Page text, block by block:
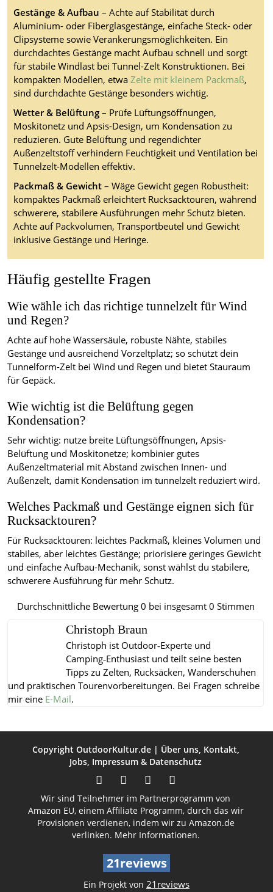
Gestänge & Aufbau – Achte auf Stabilität durch
Aluminium- oder Fiberglasgestänge, einfache Steck- oder
Clipsysteme sowie Verankerungsmöglichkeiten. Ein
durchdachtes Gestänge macht Aufbau schnell und sorgt
für stabile Windlast bei Tunnel-Zelt Konstruktionen. Bei
kompakten Modellen, etwaZelte mit kleinem Packmaß,
sind durchdachte Gestänge besonders wichtig.
Wetter & Belüftung– Prüfe Lüftungsöffnungen,
Moskitonetz und Apsis-Design, um Kondensation zu
reduzieren. Gute Belüftung und regendichter
Außenzeltstoff verhindern Feuchtigkeit und Ventilation bei
Tunnelzelt-Modellen effektiv.
Packmaß & Gewicht– Wäge Gewicht gegen Robustheit:
kompaktes Packmaß erleichtert Rucksacktouren, während
schwerere, stabilere Ausführungen mehr Schutz bieten.
Achte auf Packvolumen, Transportbeutel und Gewicht
inklusive Gestänge und Heringe.
Häufig gestellte Fragen
Wie wähle ich das richtige tunnelzelt für Wind
und Regen?
Achte auf hohe Wassersäule, robuste Nähte, stabiles
Gestänge und ausreichend Vorzeltplatz; so schützt dein
Tunnelform-Zelt bei Wind und Regen und bietet Stauraum
für Gepäck.
Wie wichtig ist die Belüftung gegen
Kondensation?
Sehr wichtig: nutze breite Lüftungsöffnungen, Apsis-
Belüftung und Moskitonetze; kombinier gutes
Außenzeltmaterial mit Abstand zwischen Innen- und
Außenzelt, damit Kondensation im tunnelzelt reduziert wird.
Welches Packmaß und Gestänge eignen sich für
Rucksacktouren?
Für Rucksacktouren: leichtes Packmaß, kleines Volumen und
stabiles, aber leichtes Gestänge; priorisiere geringes Gewicht
und einfache Aufbau-Mechanik, sonst wählst du stabilere,
schwerere Ausführung für mehr Schutz.
Durchschnittliche Bewertung0 bei insgesamt0 Stimmen
Christoph Braun
Christoph ist Outdoor‑Experte und
Camping‑Enthusiast und teilt seine besten
Tipps zu Zelten, Rucksäcken, Wanderschuhen
und praktischen Tourenvorbereitungen. Bei Fragen schreibe
mir eine E-Mail.
Copyright OutdoorKultur.de| Über uns, Kontakt
Jobs Impressum & Datenschutz
Wir sind Teilnehmer im Partnerprogramm von
Amazon EU, einem Affiliate Programm, durch das wir
Provisionen verdienen, indem wir zu Amazon.de
verlinken. Mehr Informationen.
21reviews
Ein Projekt von 21reviews